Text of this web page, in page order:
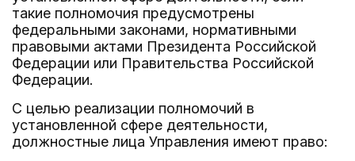
такие полномочия предусмотрены
федеральными законами, нормативными
правовыми актами Президента Российской
Федерации или Правительства Российской
Федерации.
С целью реализации полномочий в
установленной сфере деятельности,
должностные лица Управления имеют право: